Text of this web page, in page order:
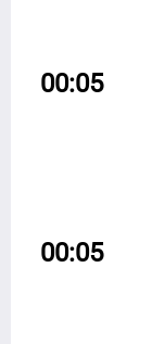
00:05
00:05